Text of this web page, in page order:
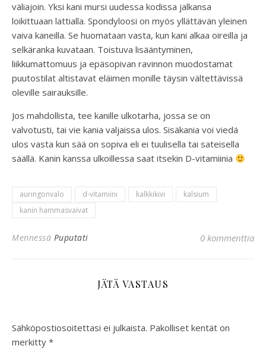
väliajoin. Yksi kani mursi uudessa kodissa jalkansa
loikittuaan lattialla. Spondyloosi on myös yllättävän yleinen
vaiva kaneilla. Se huomataan vasta, kun kani alkaa oireilla ja
selkäranka kuvataan. Toistuva lisääntyminen,
liikkumattomuus ja epäsopivan ravinnon muodostamat
puutostilat altistavat eläimen monille täysin vältettävissä
oleville sairauksille.
Jos mahdollista, tee kanille ulkotarha, jossa se on
valvotusti, tai vie kania valjaissa ulos. Sisäkania voi viedä
ulos vasta kun sää on sopiva eli ei tuulisella tai sateisella
säällä. Kanin kanssa ulkoillessa saat itsekin D-vitamiinia
auringonvalo d-vitamiini kalkkikivi
kalsium
kanin hammasvaivat
Mennessä Puputati 0 kommenttia
JÄTÄ VASTAUS
Sähköpostiosoitettasi ei julkaista. Pakolliset kentät on
merkitty *